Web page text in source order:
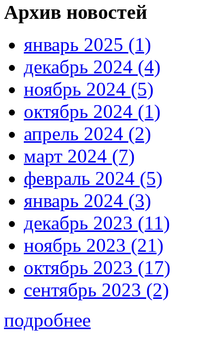
Архив новостей
январь 2025 (1)
декабрь 2024 (4)
ноябрь 2024 (5)
октябрь 2024 (1)
апрель 2024 (2)
март 2024 (7)
февраль 2024 (5)
январь 2024 (3)
декабрь 2023 (11)
ноябрь 2023 (21)
октябрь 2023 (17)
сентябрь 2023 (2)
подробнее